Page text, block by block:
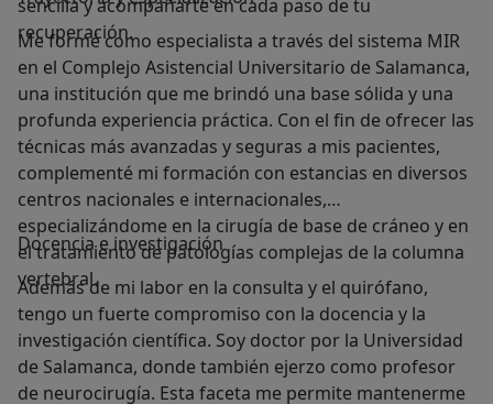
sencilla y acompañarte en cada paso de tu
recuperación.
Me formé como especialista a través del sistema MIR
en el Complejo Asistencial Universitario de Salamanca,
una institución que me brindó una base sólida y una
profunda experiencia práctica. Con el fin de ofrecer las
técnicas más avanzadas y seguras a mis pacientes,
complementé mi formación con estancias en diversos
centros nacionales e internacionales,
especializándome en la cirugía de base de cráneo y en
el tratamiento de patologías complejas de la columna
vertebral.
Docencia e investigación
Además de mi labor en la consulta y el quirófano,
tengo un fuerte compromiso con la docencia y la
investigación científica. Soy doctor por la Universidad
de Salamanca, donde también ejerzo como profesor
de neurocirugía. Esta faceta me permite mantenerme